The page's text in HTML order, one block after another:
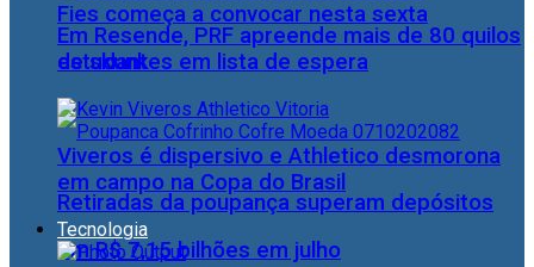
Fies começa a convocar nesta sexta
estudantes em lista de espera
Retiradas da poupança superam depósitos
em R$ 7,15 bilhões em julho
Em Resende, PRF apreende mais de 80 quilos
de skunk
Viveros é dispersivo e Athletico desmorona
em campo na Copa do Brasil
Tecnologia